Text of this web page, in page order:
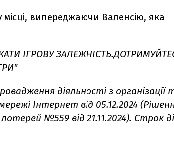
місці, випереджаючи Валенсію, яка
ІГРОВУ
діяльності з організації
Інтернет від 05.12.2024
№559 від 21.11.2024). Строк